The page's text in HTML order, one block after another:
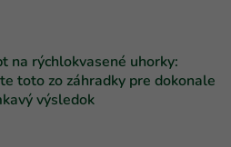
na rýchlokvasené uhorky:
toto zo záhradky pre dokonale
výsledok